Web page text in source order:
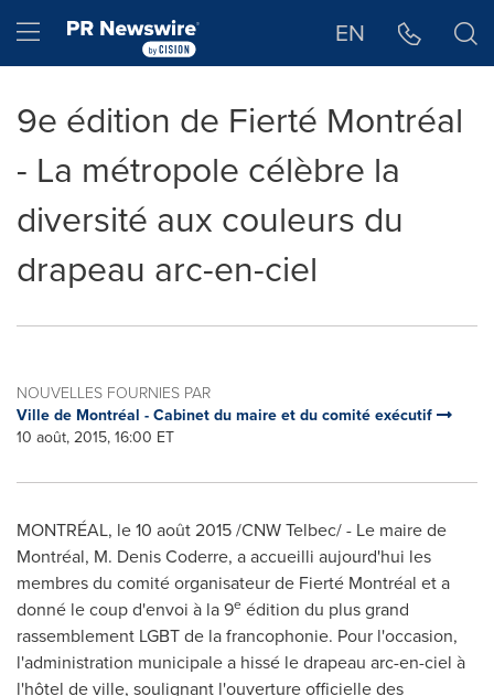
Hamburger menu EN
9e édition de Fierté Montréal
- La métropole célèbre la
diversité aux couleurs du
drapeau arc-en-ciel
NOUVELLES FOURNIES PAR
Ville de Montréal - Cabinet du maire et du comité exécutif
10 août, 2015, 16:00 ET
MONTRÉAL, le 10 août 2015 /CNW Telbec/ - Le maire de
Montréal, M. Denis Coderre, a accueilli aujourd'hui les
membres du comité organisateur de Fierté Montréal et a
donné le coup d'envoi à la 9e édition du plus grand
rassemblement LGBT de la francophonie. Pour l'occasion,
l'administration municipale a hissé le drapeau arc-en-ciel à
l'hôtel de ville, soulignant l'ouverture officielle des